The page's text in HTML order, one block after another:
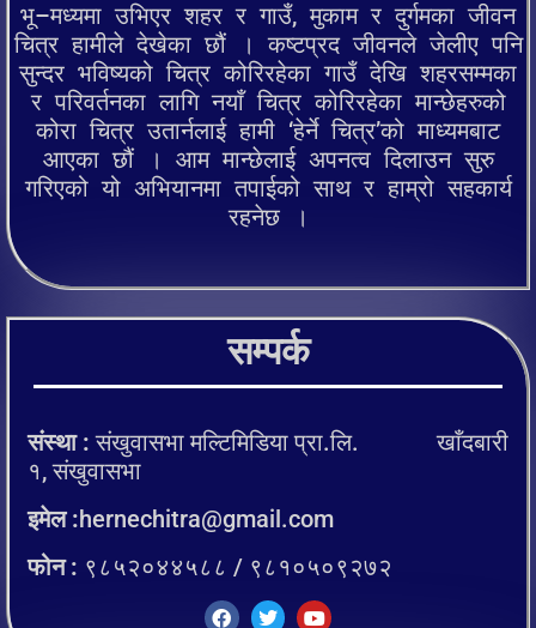
भू–मध्यमा उभिएर शहर र गाउँ, मुकाम र दुर्गमका जीवन
चित्र हामीले देखेका छौं । कष्टप्रद जीवनले जेलीए पनि
सुन्दर भविष्यको चित्र कोरिरहेका गाउँ देखि शहरसम्मका
र परिवर्तनका लागि नयाँ चित्र कोरिरहेका मान्छेहरुको
कोरा चित्र उतार्नलाई हामी ‘हेर्ने चित्र’को माध्यमबाट
आएका छौं । आम मान्छेलाई अपनत्व दिलाउन सुरु
गरिएको यो अभियानमा तपाईको साथ र हाम्रो सहकार्य
रहनेछ ।
सम्पर्क
संस्था : संखुवासभा मल्टिमिडिया प्रा.लि. खाँदबारी
१, संखुवासभा
इमेल :hernechitra@gmail.com
फोन : ९८५२०४४५८८ / ९८१०५०९२७२